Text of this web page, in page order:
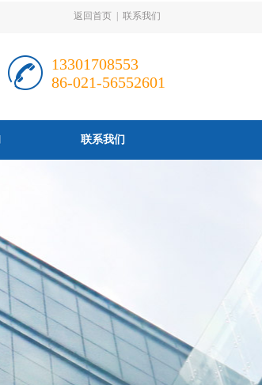
返回首页 联系我们
13301708553
86-021-56552601
联系我们